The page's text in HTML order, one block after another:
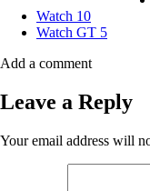
Watch 10
Watch GT 5
Add a comment
Leave a Reply
Your email address will